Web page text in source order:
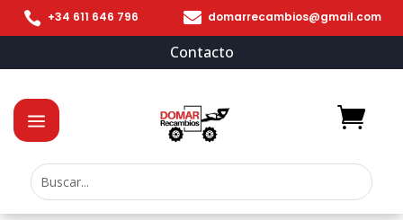
 +34 611 646 796  domarrecambios@gmail.com
Contacto